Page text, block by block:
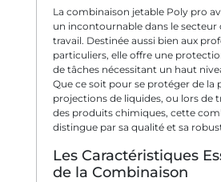
La combinaison jetable Poly pro
un incontournable dans le secteur
travail. Destinée aussi bien aux
particuliers, elle offre une
de tâches nécessitant un haut
Que ce soit pour se protéger de la
projections de liquides, ou lors de
des produits chimiques, cette
distingue par sa qualité et sa
Les Caractéristiques
de la Combinaison